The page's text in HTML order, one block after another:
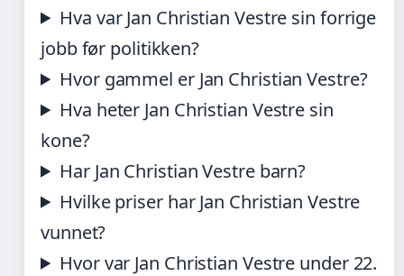
Hva var Jan Christian Vestre sin forrige
jobb før politikken?
Hvor gammel er Jan Christian Vestre?
Hva heter Jan Christian Vestre sin
kone?
Har Jan Christian Vestre barn?
Hvilke priser har Jan Christian Vestre
vunnet?
Hvor var Jan Christian Vestre under 22.